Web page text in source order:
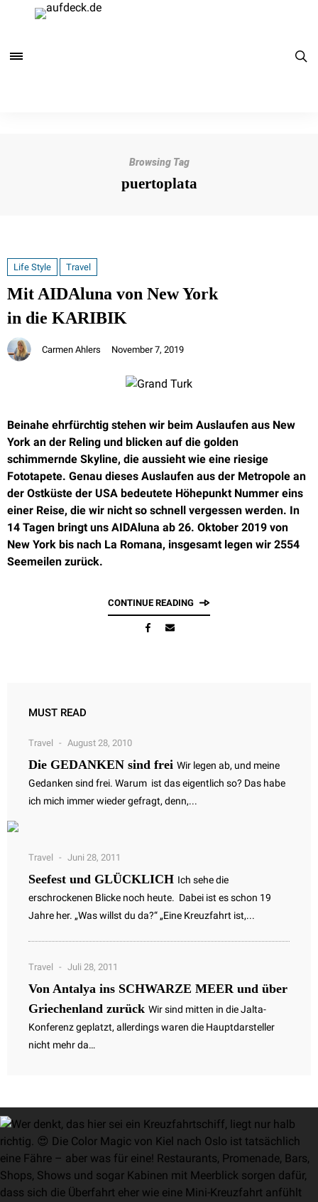
Browsing Tag
puertoplata
Life Style Travel
Mit AIDAluna von New York
in die KARIBIK
Carmen Ahlers November 7, 2019
Beinahe ehrfürchtig stehen wir beim Auslaufen aus New
York an der Reling und blicken auf die golden
schimmernde Skyline, die aussieht wie eine riesige
Fototapete. Genau dieses Auslaufen aus der Metropole an
der Ostküste der USA bedeutete Höhepunkt Nummer eins
einer Reise, die wir nicht so schnell vergessen werden. In
14 Tagen bringt uns AIDAluna ab 26. Oktober 2019 von
New York bis nach La Romana, insgesamt legen wir 2554
Seemeilen zurück.
CONTINUE READING
MUST READ
Travel August 28, 2010
Die GEDANKEN sind frei Wir legen ab, und meine
Gedanken sind frei. Warum ist das eigentlich so? Das habe
ich mich immer wieder gefragt, denn,...
Travel Juni 28, 2011
Seefest und GLÜCKLICH Ich sehe die
erschrockenen Blicke noch heute. Dabei ist es schon 19
Jahre her. „Was willst du da?“ „Eine Kreuzfahrt ist,...
Travel Juli 28, 2011
Von Antalya ins SCHWARZE MEER und über
Griechenland zurück Wir sind mitten in die Jalta-
Konferenz geplatzt, allerdings waren die Hauptdarsteller
nicht mehr da…